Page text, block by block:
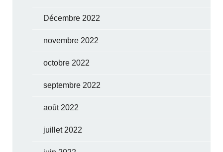
Décembre 2022
novembre 2022
octobre 2022
septembre 2022
août 2022
juillet 2022